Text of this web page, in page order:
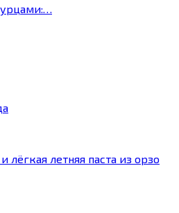
летняя паста из орзо